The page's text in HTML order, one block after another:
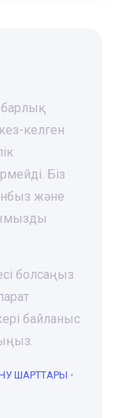
барлық
келген
Біз
және
болсаңыз
байланыс
ШАРТТАРЫ •